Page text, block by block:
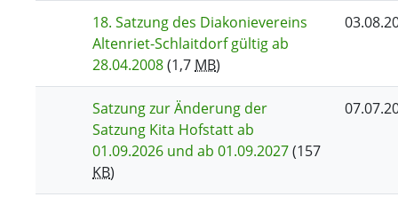
18. Satzung des Diakonievereins
Altenriet-Schlaitdorf gültig ab
28.04.2008(1,7MB)
Satzung zur Änderung der
Satzung Kita Hofstatt ab
01.09.2026 und ab 01.09.2027(157
KB)